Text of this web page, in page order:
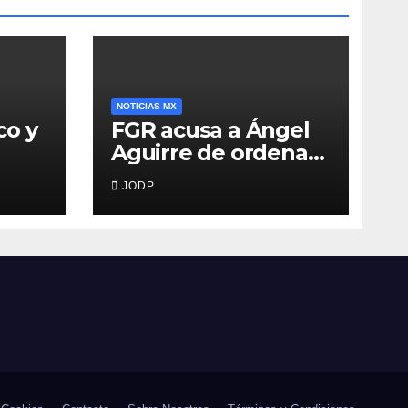
y
NOTICIAS MX
FGR acusa a Ángel
Aguirre de ordenar
destruir videos
clave del caso
Ayotzinapa
JODP